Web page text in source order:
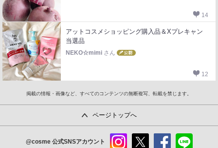
14
アットコスメショッピング購入品＆Xプレキャン
当選品
NEKO☆mimi さん
12
掲載の情報・画像など、すべてのコンテンツの無断複写、転載を禁じます。
ページトップへ
@cosme 公式SNSアカウント